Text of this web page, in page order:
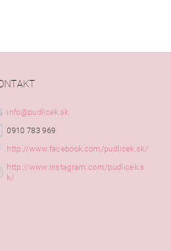
info@pudlicek.sk
0910 783 969
http://www.facebook.com/pudlicek.sk/
http://www.instagram.com/pudlicek.s
k/